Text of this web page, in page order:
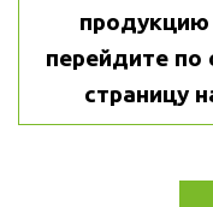
перейдите
страницу